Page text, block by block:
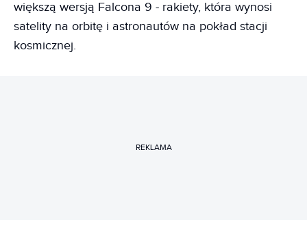
większą wersją Falcona 9 - rakiety, która wynosi
satelity na orbitę i astronautów na pokład stacji
kosmicznej.
REKLAMA